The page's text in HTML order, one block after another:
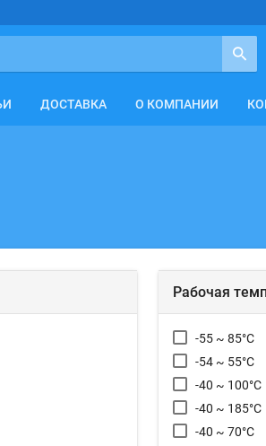
ДОСТАВКА О КОМПАНИИ
Рабочая
-55 ~ 85°C
-54 ~ 55°C
-40 ~ 100°C
-40 ~ 185°C
-40 ~ 70°C